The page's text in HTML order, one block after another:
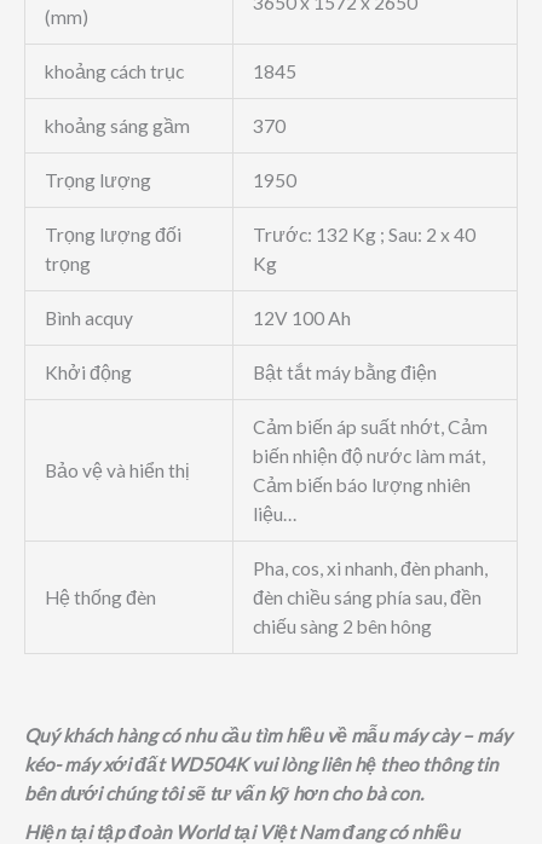
(mm)
khoảng cách trục 1845
khoảng sáng gầm 370
Trọng lượng 1950
Trọng lượng đối
trọng
Trước: 132 Kg ; Sau: 2 x 40
Kg
Bình acquy 12V 100 Ah
Khởi động Bật tắt máy bằng điện
Bảo vệ và hiển thị
Cảm biến áp suất nhớt, Cảm
biến nhiện độ nước làm mát,
Cảm biến báo lượng nhiên
liệu…
Hệ thống đèn
Pha, cos, xi nhanh, đèn phanh,
đèn chiều sáng phía sau, đền
chiếu sàng 2 bên hông
Quý khách hàng có nhu cầu tìm hiều về mẫu máy cày – máy
kéo- máy xới đất WD504K vui lòng liên hệ theo thông tin
bên dưới chúng tôi sẽ tư vấn kỹ hơn cho bà con.
Hiện tại tập đoàn World tại Việt Nam đang có nhiều